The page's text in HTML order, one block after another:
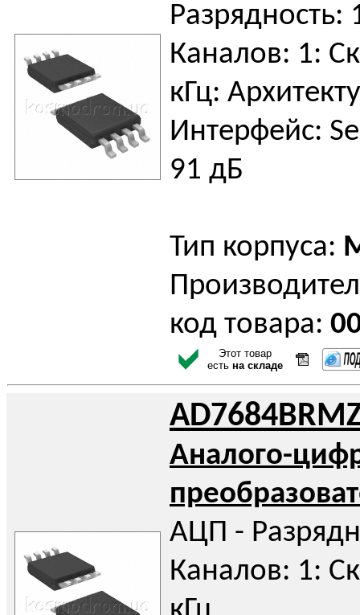
Разрядность:
Каналов: 1:
кГц:
Интерфейс:
91 дБ
Тип корпуса:
код товара:
Этот товар
есть на складе
Аналого-
АЦП -
Каналов: 1: